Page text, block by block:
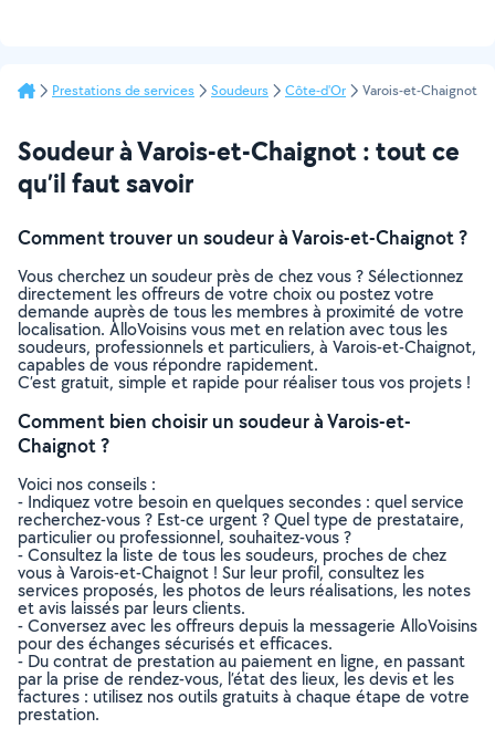
Prestations de services Soudeurs Côte-d'Or Varois-et-Chaignot
Soudeur à Varois-et-Chaignot : tout ce
qu’il faut savoir
Comment trouver un soudeur à Varois-et-Chaignot ?
Vous cherchez un soudeur près de chez vous ? Sélectionnez
directement les offreurs de votre choix ou postez votre
demande auprès de tous les membres à proximité de votre
localisation. AlloVoisins vous met en relation avec tous les
soudeurs, professionnels et particuliers, à Varois-et-Chaignot,
capables de vous répondre rapidement.
C’est gratuit, simple et rapide pour réaliser tous vos projets !
Comment bien choisir un soudeur à Varois-et-
Chaignot ?
Voici nos conseils :
- Indiquez votre besoin en quelques secondes : quel service
recherchez-vous ? Est-ce urgent ? Quel type de prestataire,
particulier ou professionnel, souhaitez-vous ?
- Consultez la liste de tous les soudeurs, proches de chez
vous à Varois-et-Chaignot ! Sur leur profil, consultez les
services proposés, les photos de leurs réalisations, les notes
et avis laissés par leurs clients.
- Conversez avec les offreurs depuis la messagerie AlloVoisins
pour des échanges sécurisés et efficaces.
- Du contrat de prestation au paiement en ligne, en passant
par la prise de rendez-vous, l’état des lieux, les devis et les
factures : utilisez nos outils gratuits à chaque étape de votre
prestation.